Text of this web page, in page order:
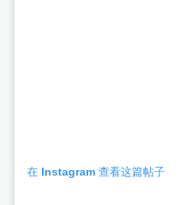
在 Instagram 查看这篇帖子